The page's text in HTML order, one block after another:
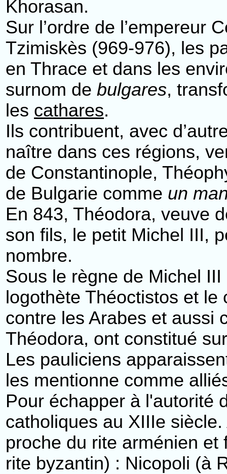
Khorasan.
Sur l’ordre de l’empereur
Tzimiskès (969-976), les
en Thrace et dans les
surnom de bulgares,
les cathares.
Ils contribuent, avec
naître dans ces régions,
de Constantinople,
de Bulgarie comme un
En 843, Théodora, veuve
son fils, le petit Michel III,
nombre.
Sous le règne de Michel III
logothète Théoctistos et
contre les Arabes et aussi
Théodora, ont constitué
Les pauliciens
les mentionne comme
Pour échapper à l'autorité
catholiques au XIIIe
proche du rite arménien
rite byzantin) : Nicopoli (à